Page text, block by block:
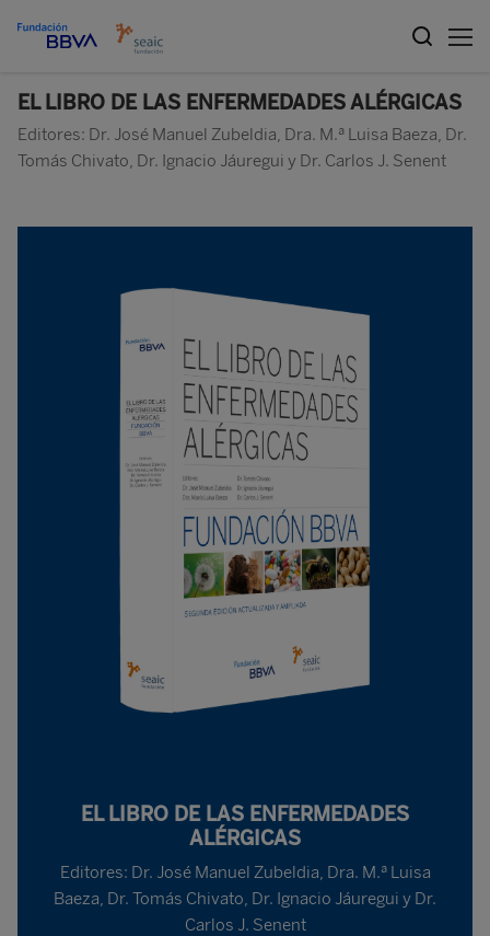
EL LIBRO DE LAS ENFERMEDADES ALÉRGICAS
Editores: Dr. José Manuel Zubeldia, Dra. M.ª Luisa Baeza, Dr.
Tomás Chivato, Dr. Ignacio Jáuregui y Dr. Carlos J. Senent
EL LIBRO DE LAS ENFERMEDADES
ALÉRGICAS
Editores: Dr. José Manuel Zubeldia, Dra. M.ª Luisa
Baeza, Dr. Tomás Chivato, Dr. Ignacio Jáuregui y Dr.
Carlos J. Senent